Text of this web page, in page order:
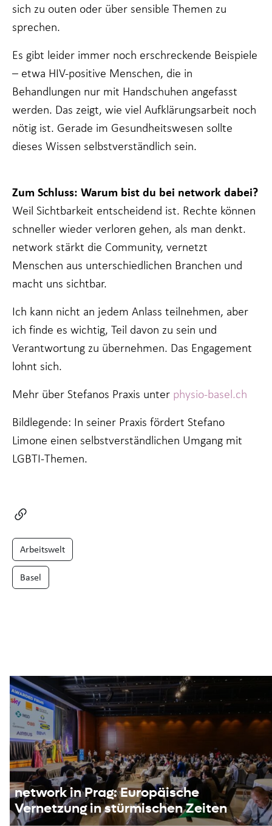
Arbeitswelt
Basel
sich zu outen oder über sensible Themen zu
sprechen.
Es gibt leider immer noch erschreckende Beispiele
– etwa HIV-positive Menschen, die in
Behandlungen nur mit Handschuhen angefasst
werden. Das zeigt, wie viel Aufklärungsarbeit noch
nötig ist. Gerade im Gesundheitswesen sollte
dieses Wissen selbstverständlich sein.
Zum Schluss: Warum bist du bei network dabei?
Weil Sichtbarkeit entscheidend ist. Rechte können
schneller wieder verloren gehen, als man denkt.
network stärkt die Community, vernetzt
Menschen aus unterschiedlichen Branchen und
macht uns sichtbar.
Ich kann nicht an jedem Anlass teilnehmen, aber
ich finde es wichtig, Teil davon zu sein und
Verantwortung zu übernehmen. Das Engagement
lohnt sich.
Mehr über Stefanos Praxis unter physio-basel.ch
Bildlegende: In seiner Praxis fördert Stefano
Limone einen selbstverständlichen Umgang mit
LGBTI-Themen.
network in Prag: Europäische
Vernetzung in stürmischen Zeiten